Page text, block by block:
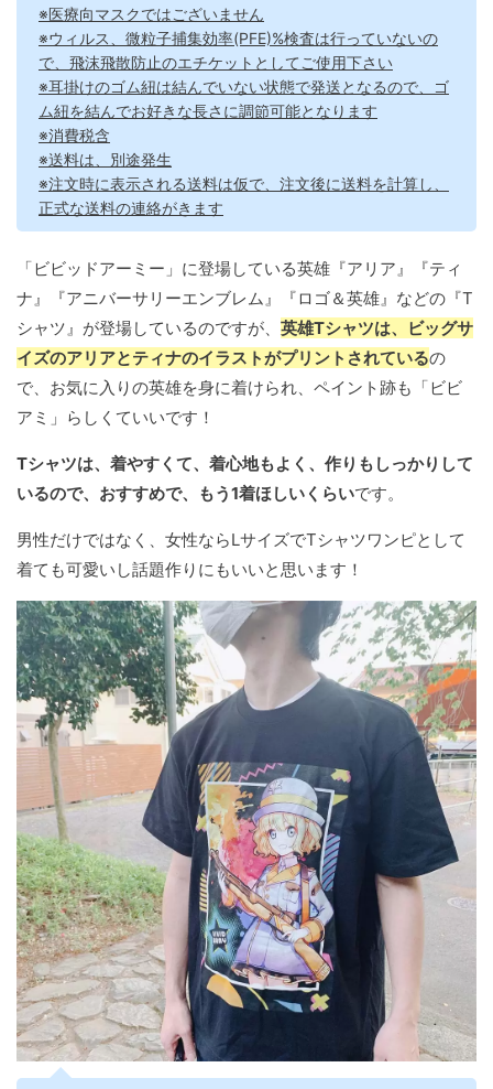
※医療向マスクではございません
※ウィルス、微粒子捕集効率(PFE)%検査は行っていないの
で、飛沫飛散防止のエチケットとしてご使用下さい
※耳掛けのゴム紐は結んでいない状態で発送となるので、ゴ
ム紐を結んでお好きな長さに調節可能となります
※消費税含
※送料は、別途発生
※注文時に表示される送料は仮で、注文後に送料を計算し、
正式な送料の連絡がきます
「ビビッドアーミー」に登場している英雄『アリア』『ティ
ナ』『アニバーサリーエンブレム』『ロゴ＆英雄』などの『T
シャツ』が登場しているのですが、 英雄Tシャツは、ビッグサ
イズのアリアとティナのイラストがプリントされているの
で、お気に入りの英雄を身に着けられ、ペイント跡も「ビビ
アミ」らしくていいです！
Tシャツは、着やすくて、着心地もよく、作りもしっかりして
いるので、おすすめで、もう1着ほしいくらいです。
男性だけではなく、女性ならLサイズでTシャツワンピとして
着ても可愛いし話題作りにもいいと思います！